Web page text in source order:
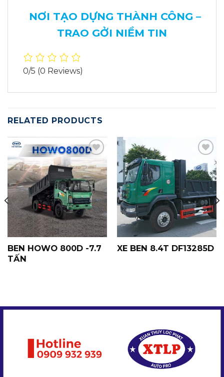
NƠI TẠO DỰNG THÀNH CÔNG –
TRAO GỞI NIỀM TIN
0/5 (0 Reviews)
RELATED PRODUCTS
Yêu
Thích
BEN HOWO 800D -7.7
TẤN
Yêu
Thích
XE BEN 8.4T DF13285D